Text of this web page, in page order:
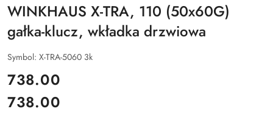
WINKHAUS X-TRA, 110 (50x60G)
gałka-klucz, wkładka drzwiowa
Symbol: X-TRA-5060 3k
cena:
738.00
Cena:
738.00